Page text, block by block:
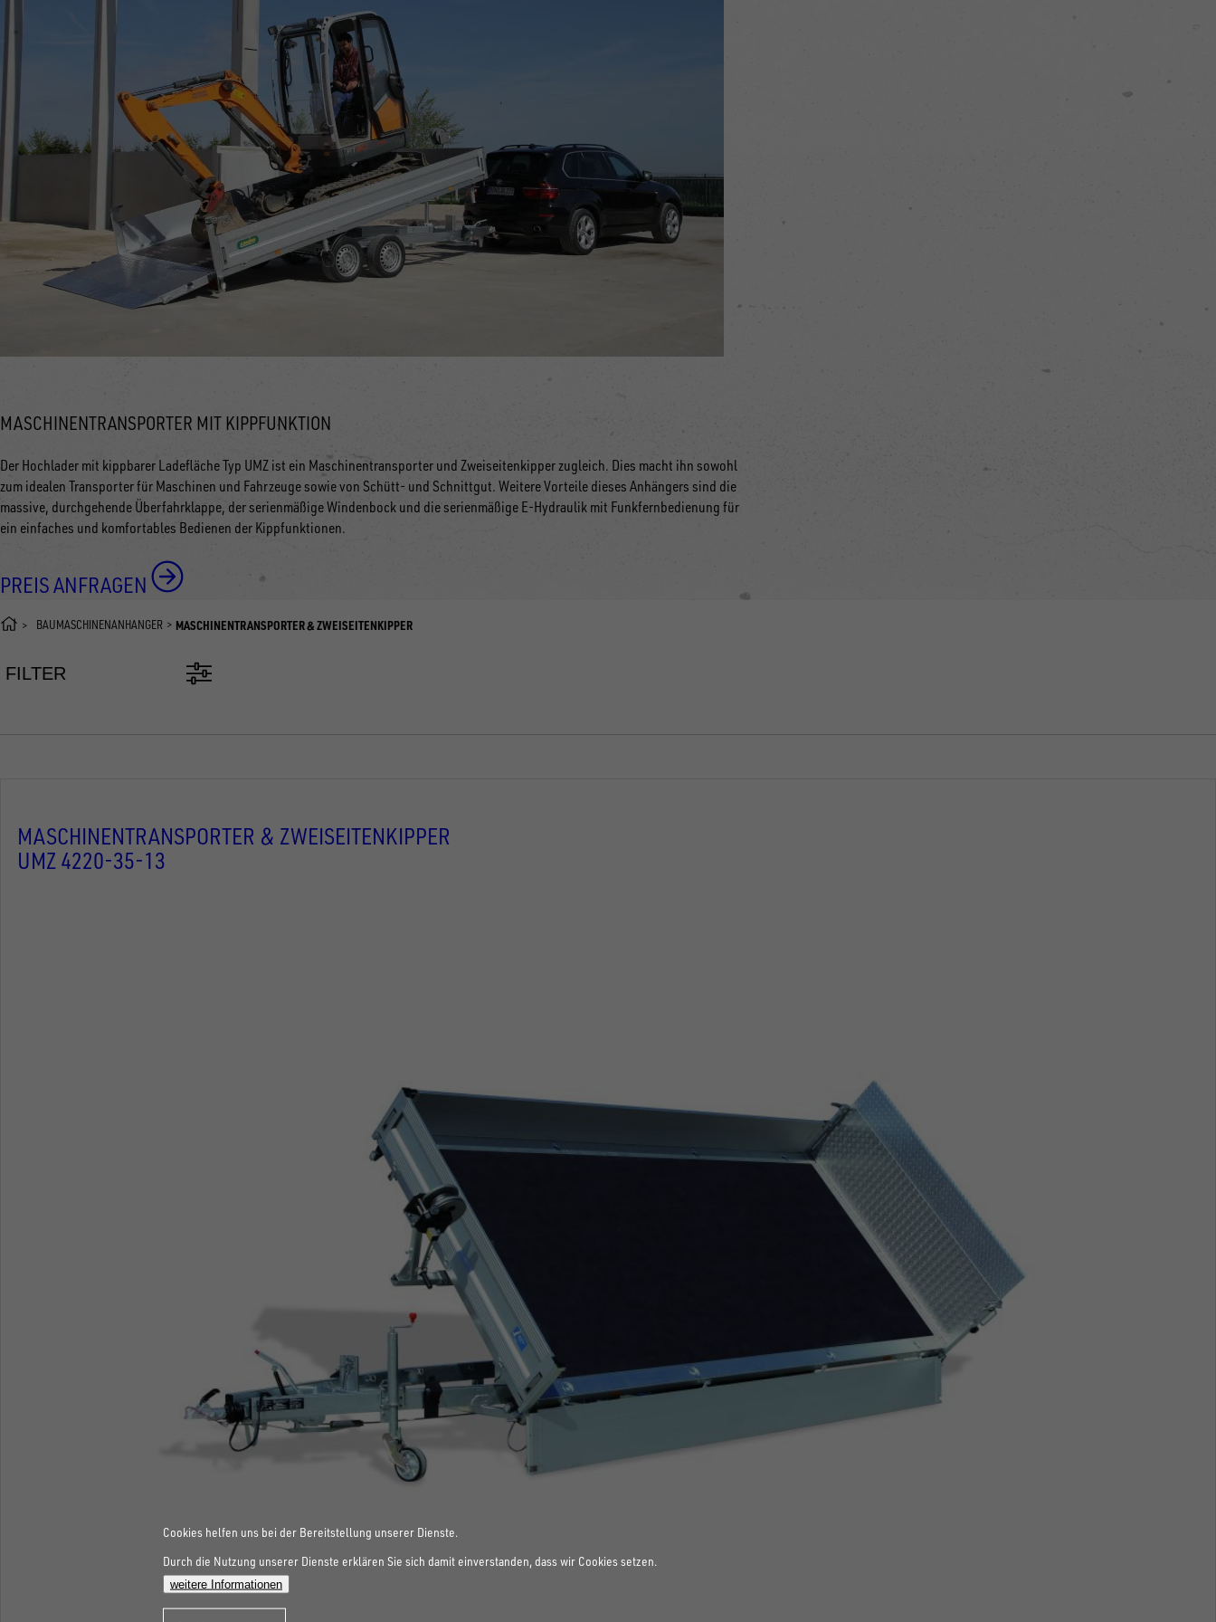
MASCHINENTRANSPORTER MIT KIPPFUNKTION
Der Hochlader mit kippbarer Ladefläche Typ UMZ ist ein Maschinentransporter und Zweiseitenkipper zugleich. Dies macht ihn sowohl
zum idealen Transporter für Maschinen und Fahrzeuge sowie von Schütt- und Schnittgut. Weitere Vorteile dieses Anhängers sind die
massive, durchgehende Überfahrklappe, der serienmäßige Windenbock und die serienmäßige E-Hydraulik mit Funkfernbedienung für
ein einfaches und komfortables Bedienen der Kippfunktionen.
PREIS ANFRAGEN
BAUMASCHINENANHÄNGER MASCHINENTRANSPORTER & ZWEISEITENKIPPER
FILTER
MASCHINENTRANSPORTER & ZWEISEITENKIPPER
UMZ 4220-35-13
Cookies helfen uns bei der Bereitstellung unserer Dienste.
Durch die Nutzung unserer Dienste erklären Sie sich damit einverstanden, dass wir Cookies setzen.
weitere Informationen